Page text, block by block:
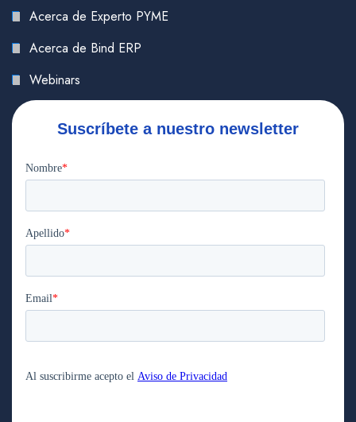
Acerca de Experto PYME
Acerca de Bind ERP
Webinars
Suscríbete a nuestro newsletter